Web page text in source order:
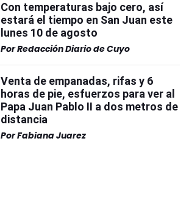
Con temperaturas bajo cero, así
estará el tiempo en San Juan este
lunes 10 de agosto
PorRedacción Diario de Cuyo
Venta de empanadas, rifas y 6
horas de pie, esfuerzos para ver al
Papa Juan Pablo II a dos metros de
distancia
PorFabiana Juarez